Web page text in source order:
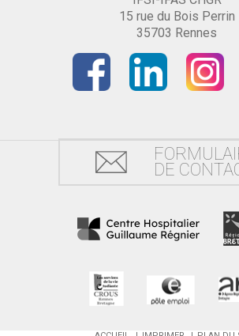
15 rue du Bois Perrin
35703 Rennes
DE